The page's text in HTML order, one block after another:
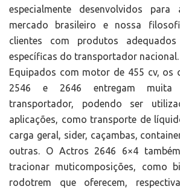
especialmente desenvolvidos
mercado brasileiro e nossa
clientes com produtos adequados
específicas do transportador nacional.
Equipados com motor de 455 cv, os
2546 e 2646 entregam muita
transportador, podendo ser
aplicações, como transporte de
carga geral, sider, caçambas,
outras. O Actros 2646 6×4
tracionar muticomposições, como
rodotrem que oferecem,